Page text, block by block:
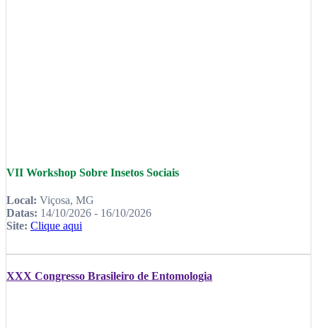
VII Workshop Sobre Insetos Sociais
Local: Viçosa, MG
Datas: 14/10/2026 - 16/10/2026
Site: Clique aqui
XXX Congresso Brasileiro de Entomologia